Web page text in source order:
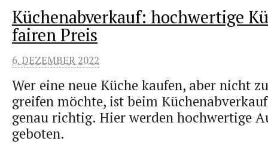
Küchenabverkauf: hochwertige
fairen Preis
6. DEZEMBER 2022
Wer eine neue Küche kaufen, aber nicht
greifen möchte, ist beim
genau richtig. Hier werden hochwertige
geboten.